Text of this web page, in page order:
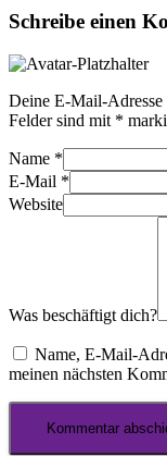
Schreibe einen
Deine E-Mail-
Felder sind mit *
Name *
E-Mail *
Website
Was beschäftigt dich?
Name, E-Mail-
meinen nächsten